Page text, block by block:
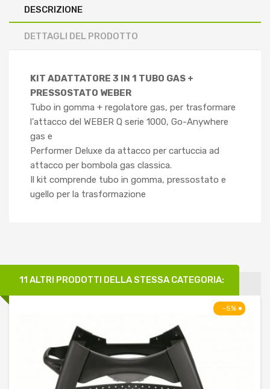
DESCRIZIONE
DETTAGLI DEL PRODOTTO
KIT ADATTATORE 3 IN 1 TUBO GAS +
PRESSOSTATO WEBER
Tubo in gomma + regolatore gas, per trasformare
l'attacco del WEBER Q serie 1000, Go-Anywhere
gas e
Performer Deluxe da attacco per cartuccia ad
attacco per bombola gas classica.
Il kit comprende tubo in gomma, pressostato e
ugello per la trasformazione
11 ALTRI PRODOTTI DELLA STESSA CATEGORIA:
-5%